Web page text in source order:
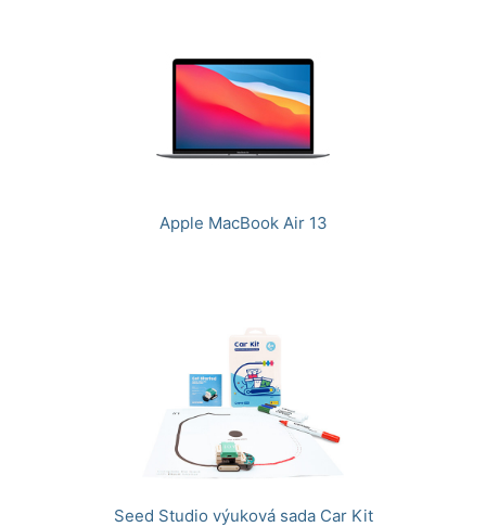
Apple MacBook Air 13
Seed Studio výuková sada Car Kit